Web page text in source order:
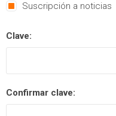
Suscripción a noticias
Clave:
Confirmar clave: